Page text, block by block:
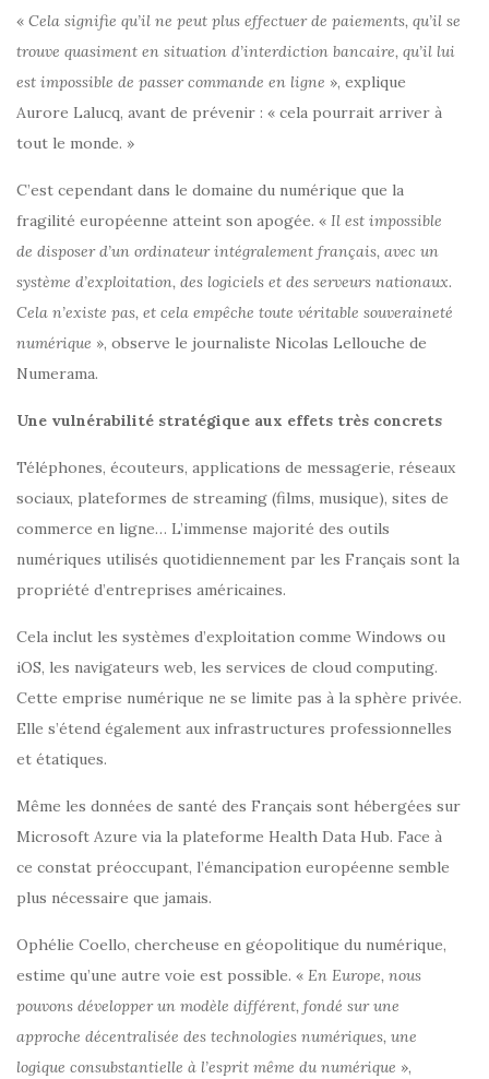
« Cela signifie qu’il ne peut plus effectuer de paiements, qu’il se
trouve quasiment en situation d’interdiction bancaire, qu’il lui
est impossible de passer commande en ligne », explique
Aurore Lalucq, avant de prévenir : « cela pourrait arriver à
tout le monde. »
C’est cependant dans le domaine du numérique que la
fragilité européenne atteint son apogée. « Il est impossible
de disposer d’un ordinateur intégralement français, avec un
système d’exploitation, des logiciels et des serveurs nationaux.
Cela n’existe pas, et cela empêche toute véritable souveraineté
numérique », observe le journaliste Nicolas Lellouche de
Numerama.
Une vulnérabilité stratégique aux effets très concrets
Téléphones, écouteurs, applications de messagerie, réseaux
sociaux, plateformes de streaming (films, musique), sites de
commerce en ligne… L’immense majorité des outils
numériques utilisés quotidiennement par les Français sont la
propriété d’entreprises américaines.
Cela inclut les systèmes d’exploitation comme Windows ou
iOS, les navigateurs web, les services de cloud computing.
Cette emprise numérique ne se limite pas à la sphère privée.
Elle s’étend également aux infrastructures professionnelles
et étatiques.
Même les données de santé des Français sont hébergées sur
Microsoft Azure via la plateforme Health Data Hub. Face à
ce constat préoccupant, l’émancipation européenne semble
plus nécessaire que jamais.
Ophélie Coello, chercheuse en géopolitique du numérique,
estime qu’une autre voie est possible. « En Europe, nous
pouvons développer un modèle différent, fondé sur une
approche décentralisée des technologies numériques, une
logique consubstantielle à l’esprit même du numérique »,